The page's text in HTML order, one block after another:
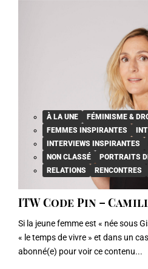
À LA UNE
FÉMINISME &
FEMMES INSPIRANTES
INTERVIEWS INSPIRANTES
NON CLASSÉ
PORTRAITS
RELATIONS
RENCONTRES
ITW Code Pin –
Si la jeune femme est « née sous
« le temps de vivre » et dans un
abonné(e) pour voir ce contenu...